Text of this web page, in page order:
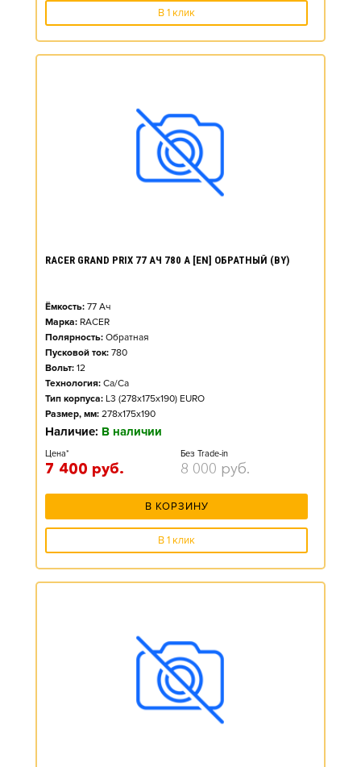
В 1 клик
RACER GRAND PRIX 77 АЧ 780 А [EN] ОБРАТНЫЙ (BY)
Ёмкость: 77 Ач
Марка: RACER
Полярность: Обратная
Пусковой ток: 780
Вольт: 12
Технология: Ca/Ca
Тип корпуса: L3 (278x175x190) EURO
Размер, мм: 278x175x190
Наличие: В наличии
Цена*
7 400 руб.
Без Trade-in
8 000 руб.
В КОРЗИНУ
В 1 клик